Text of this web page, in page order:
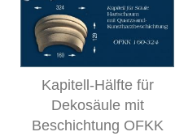
Kapitell-Hälfte für
Dekosäule mit
Beschichtung OFKK